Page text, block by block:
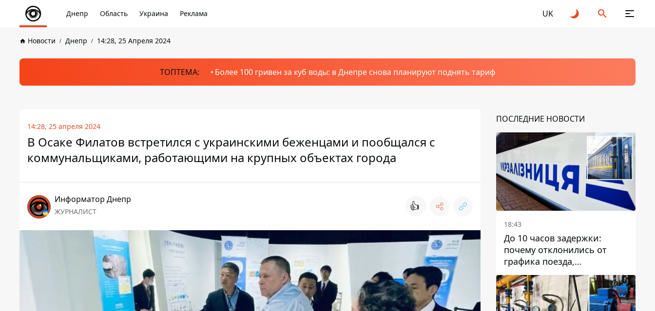
Днепр Область Украина Реклама UK
Новости Днепр 14:28, 25 Апреля 2024
ТОПТЕМА: Более 100 гривен за куб воды: в Днепре снова планируют поднять тариф
14:28, 25 апреля 2024
В Осаке Филатов встретился с украинскими беженцами и пообщался с
коммунальщиками, работающими на крупных объектах города
Информатор Днепр
ЖУРНАЛИСТ 👍
ПОСЛЕДНИЕ НОВОСТИ
18:43
До 10 часов задержки:
почему отклонились от
графика поезда,
курсирующие через Днепр
и область